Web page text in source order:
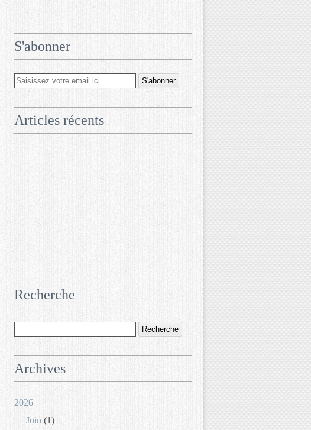
S'abonner
Articles récents
Recherche
Archives
2026
Juin (1)